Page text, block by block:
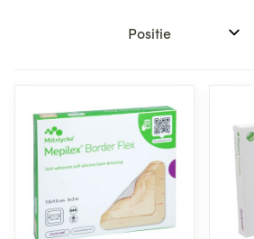
Sorteer op: